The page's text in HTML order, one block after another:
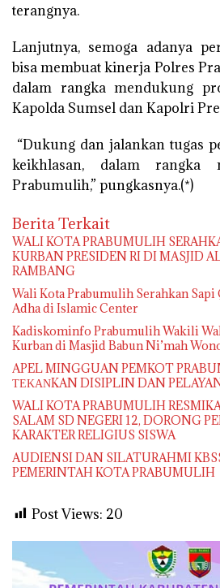
terangnya.
Lanjutnya, semoga adanya
bisa membuat kinerja Polres
dalam rangka mendukung
Kapolda Sumsel dan Kapolri
“Dukung dan jalankan tugas
keikhlasan, dalam rangka
Prabumulih,” pungkasnya.(*)
Berita Terkait
WALI KOTA PRABUMULIH
KURBAN PRESIDEN RI DI MASJID
RAMBANG
Wali Kota Prabumulih Serahkan
Adha di Islamic Center
Kadiskominfo Prabumulih Wakili
Kurban di Masjid Babun Ni’mah
APEL MINGGUAN PEMKOT
ΤΕΚΑΝKAN DISIPLIN DAN
WALI KOTA PRABUMULIH
SALAM SD NEGERI 12, DORONG
KARAKTER RELIGIUS SISWA
AUDIENSI DAN SILATURAHMI
PEMERINTAH KOTA PRABUMULIH
Post Views: 20